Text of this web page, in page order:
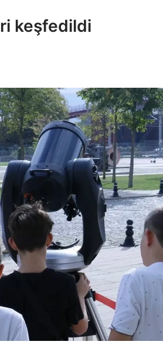
keşfedildi